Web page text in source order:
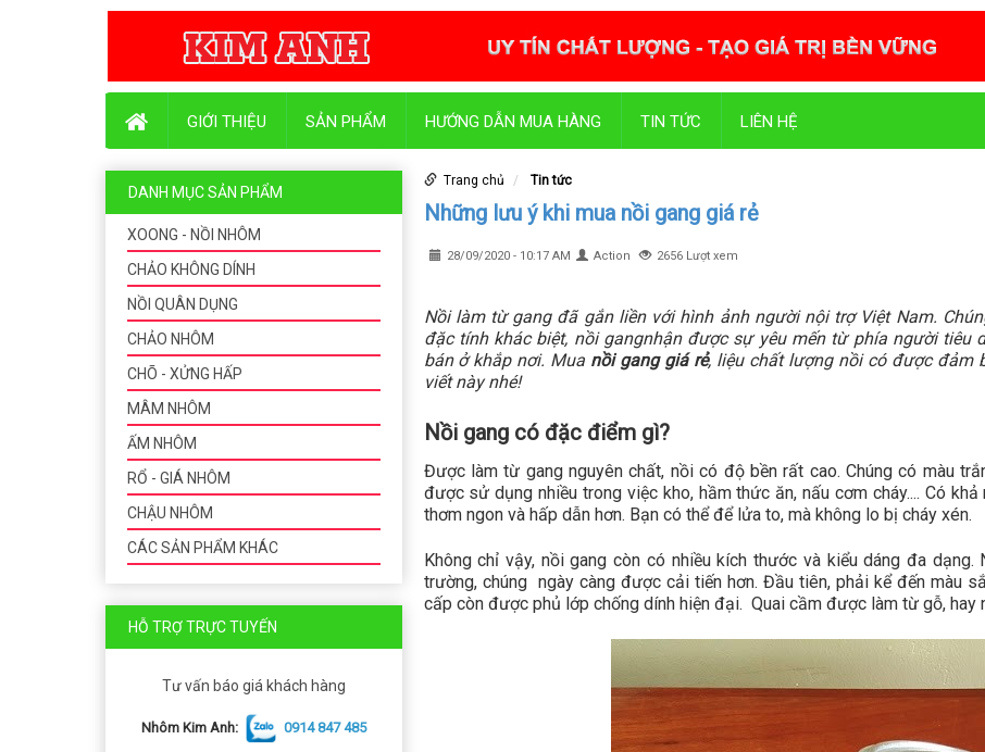
GIỚI THIỆU SẢN PHẨM HƯỚNG DẪN MUA HÀNG TIN TỨC LIÊN HỆ
DANH MỤC SẢN PHẨM
XOONG - NỒI NHÔM
CHẢO KHÔNG DÍNH
NỒI QUÂN DỤNG
CHẢO NHÔM
CHÕ - XỬNG HẤP
MÂM NHÔM
ẤM NHÔM
RỔ - GIÁ NHÔM
CHẬU NHÔM
CÁC SẢN PHẨM KHÁC
HỖ TRỢ TRỰC TUYẾN
Tư vấn báo giá khách hàng
Nhôm Kim Anh: 0914 847 485
Trang chủ Tin tức
Những lưu ý khi mua nồi gang giá rẻ
28/09/2020 - 10:17 AM Action 2656 Lượt xem
Nồi làm từ gang đã gắn liền với hình ảnh người nội trợ Việt Nam.
đặc tính khác biệt, nồi gangnhận được sự yêu mến từ phía người tiêu
bán ở khắp nơi. Mua nồi gang giá rẻ, liệu chất lượng nồi có được đảm
viết này nhé!
Nồi gang có đặc điểm gì?
Được làm từ gang nguyên chất, nồi có độ bền rất cao. Chúng có màu
được sử dụng nhiều trong việc kho, hầm thức ăn, nấu cơm cháy.... Có
thơm ngon và hấp dẫn hơn. Bạn có thể để lửa to, mà không lo bị cháy xén.
Không chỉ vậy, nồi gang còn có nhiều kích thước và kiểu dáng đa
trường, chúng ngày càng được cải tiến hơn. Đầu tiên, phải kể đến màu
cấp còn được phủ lớp chống dính hiện đại. Quai cầm được làm từ gỗ, hay